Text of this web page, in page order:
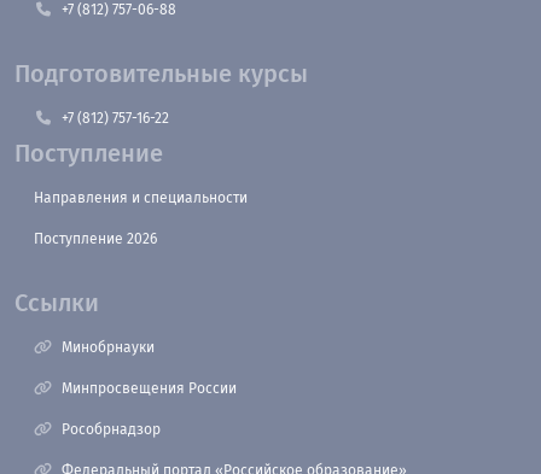
+7 (812) 757-06-88
Подготовительные курсы
+7 (812) 757-16-22
Поступление
Направления и специальности
Поступление 2026
Ссылки
Минобрнауки
Минпросвещения России
Рособрнадзор
Федеральный портал «Российское образование»